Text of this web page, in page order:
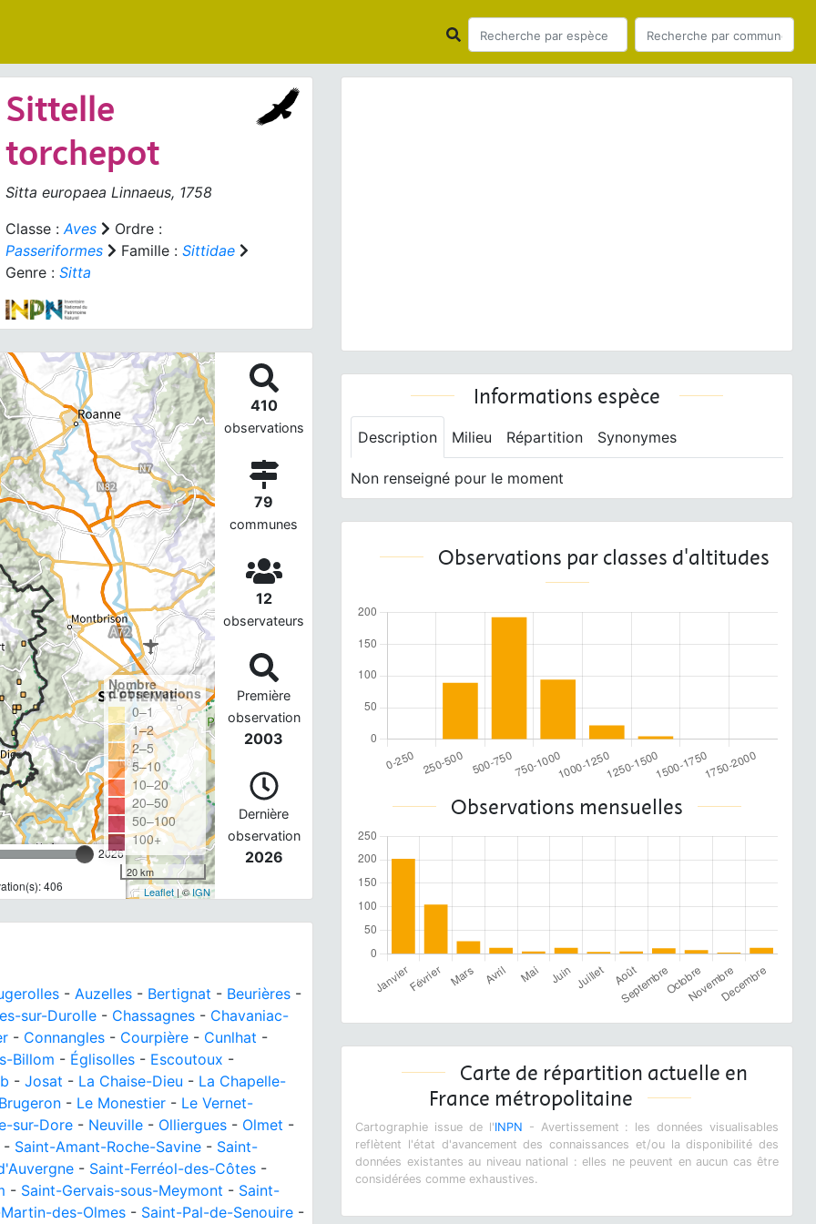
Sittelle
torchepot
Sitta europaea Linnaeus, 1758
Classe :Aves
Ordre :
Passeriformes
Famille : Sittidae
Genre : Sitta
2026
406
Nombre
d'observations
0–1
1–2
2–5
5–10
10–20
20–50
50–100
100+
20 km
Leaflet| ©IGN
410
observations
79
communes
12
observateurs
Première
observation
2003
Dernière
observation
2026
- Auzelles - Bertignat - Beurières -
sur-Durolle - Chassagnes - Chavaniac-
- Connangles - Courpière - Cunlhat -
Billom - Églisolles - Escoutoux -
- Josat - La Chaise-Dieu - La Chapelle-
- Le Monestier - Le Vernet-
sur-Dore - Neuville - Olliergues - Olmet -
- Saint-Amant-Roche-Savine - Saint-
- Saint-Ferréol-des-Côtes -
- Saint-Gervais-sous-Meymont - Saint-
des-Olmes - Saint-Pal-de-Senouire -
Informations espèce
Description Milieu Répartition Synonymes
Non renseigné pour le moment
Observations par classes d'altitudes
Observations mensuelles
Carte de répartition actuelle en
France métropolitaine
Cartographie issue de l'INPN - Avertissement : les données visualisables
reflètent l'état d'avancement des connaissances et/ou la disponibilité des
données existantes au niveau national : elles ne peuvent en aucun cas être
considérées comme exhaustives.